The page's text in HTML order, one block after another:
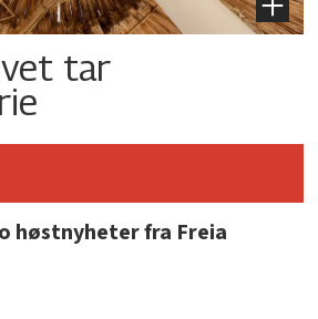
tar
høstnyheter fra Freia